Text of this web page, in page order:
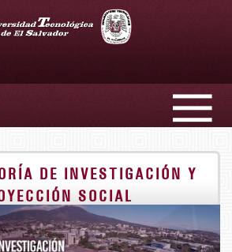
DE INVESTIGACIÓN Y
SOCIAL